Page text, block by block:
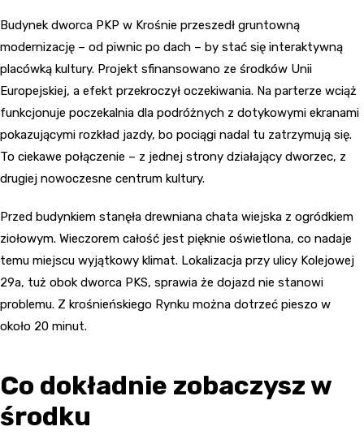
Budynek dworca PKP w Krośnie przeszedł gruntowną
modernizację – od piwnic po dach – by stać się interaktywną
placówką kultury. Projekt sfinansowano ze środków Unii
Europejskiej, a efekt przekroczył oczekiwania. Na parterze wciąż
funkcjonuje poczekalnia dla podróżnych z dotykowymi ekranami
pokazującymi rozkład jazdy, bo pociągi nadal tu zatrzymują się.
To ciekawe połączenie – z jednej strony działający dworzec, z
drugiej nowoczesne centrum kultury.
Przed budynkiem stanęła drewniana chata wiejska z ogródkiem
ziołowym. Wieczorem całość jest pięknie oświetlona, co nadaje
temu miejscu wyjątkowy klimat. Lokalizacja przy ulicy Kolejowej
29a, tuż obok dworca PKS, sprawia że dojazd nie stanowi
problemu. Z krośnieńskiego Rynku można dotrzeć pieszo w
około 20 minut.
Co dokładnie zobaczysz w
środku